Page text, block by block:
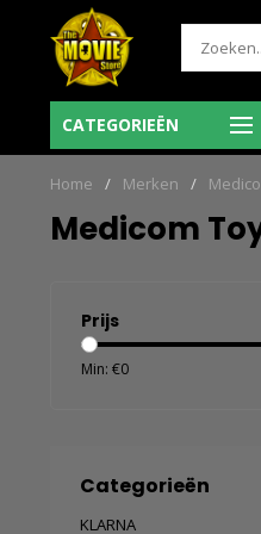
CATEGORIEËN
Ma-Vr voor 12:00 uur
werkdag in huis!
Home / Merken /
Medicom
Prijs
Min: €0
Categorieën
KLARNA